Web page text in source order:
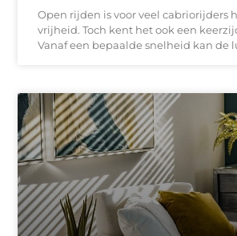
Open rijden is voor veel cabriorijders
vrijheid. Toch kent het ook een
Vanaf een bepaalde snelheid kan de